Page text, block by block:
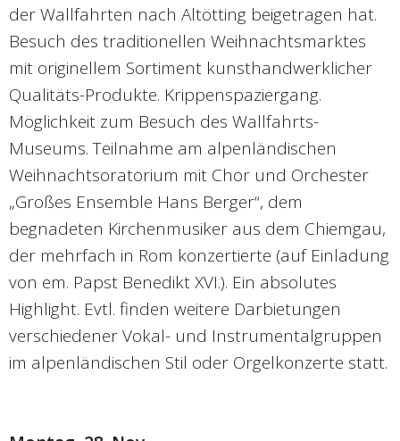
der Wallfahrten nach Altötting beigetragen hat.
Besuch des traditionellen Weihnachtsmarktes
mit originellem Sortiment kunsthandwerklicher
Qualitäts-Produkte. Krippenspaziergang.
Möglichkeit zum Besuch des Wallfahrts-
Museums. Teilnahme am alpenländischen
Weihnachtsoratorium mit Chor und Orchester
„Großes Ensemble Hans Berger“, dem
begnadeten Kirchenmusiker aus dem Chiemgau,
der mehrfach in Rom konzertierte (auf Einladung
von em. Papst Benedikt XVI.). Ein absolutes
Highlight. Evtl. finden weitere Darbietungen
verschiedener Vokal- und Instrumentalgruppen
im alpenländischen Stil oder Orgelkonzerte statt.